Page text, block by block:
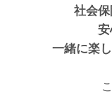
社会
一緒に楽